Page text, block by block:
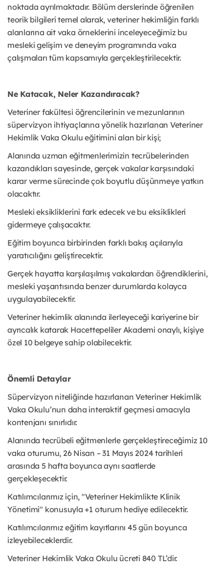
noktada ayrılmaktadır. Bölüm derslerinde öğrenilen
teorik bilgileri temel alarak, veteriner hekimliğin farklı
alanlarına ait vaka örneklerini inceleyeceğimiz bu
mesleki gelişim ve deneyim programında vaka
çalışmaları tüm kapsamıyla gerçekleştirilecektir.
Ne Katacak, Neler Kazandıracak?
Veteriner fakültesi öğrencilerinin ve mezunlarının
süpervizyon ihtiyaçlarına yönelik hazırlanan Veteriner
Hekimlik Vaka Okulu eğitimini alan bir kişi;
Alanında uzman eğitmenlerimizin tecrübelerinden
kazandıkları sayesinde, gerçek vakalar karşısındaki
karar verme sürecinde çok boyutlu düşünmeye yatkın
olacaktır.
Mesleki eksikliklerini fark edecek ve bu eksiklikleri
gidermeye çalışacaktır.
Eğitim boyunca birbirinden farklı bakış açılarıyla
yaratıcılığını geliştirecektir.
Gerçek hayatta karşılaşılmış vakalardan öğrendiklerini,
mesleki yaşantısında benzer durumlarda kolayca
uygulayabilecektir.
Veteriner hekimlik alanında ilerleyeceği kariyerine bir
ayrıcalık katarak Hacettepeliler Akademi onaylı, kişiye
özel 10 belgeye sahip olabilecektir.
Önemli Detaylar
Süpervizyon niteliğinde hazırlanan Veteriner Hekimlik
Vaka Okulu’nun daha interaktif geçmesi amacıyla
kontenjanı sınırlıdır.
Alanında tecrübeli eğitmenlerle gerçekleştireceğimiz 10
vaka oturumu, 26 Nisan – 31 Mayıs 2024 tarihleri
arasında 5 hafta boyunca aynı saatlerde
gerçekleşecektir.
Katılımcılarımız için, "Veteriner Hekimlikte Klinik
Yönetimi" konusuyla +1 oturum hediye edilecektir.
Katılımcılarımız eğitim kayıtlarını 45 gün boyunca
izleyebileceklerdir.
Veteriner Hekimlik Vaka Okulu ücreti 840 TL’dir.